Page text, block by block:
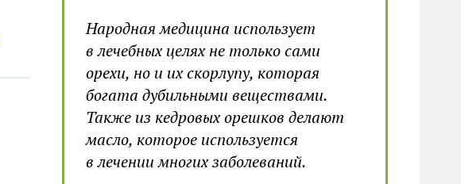
Народная медицина использует
в лечебных целях не только сами
орехи, но и их скорлупу, которая
богата дубильными веществами.
Также из кедровых орешков делают
масло, которое используется
в лечении многих заболеваний.